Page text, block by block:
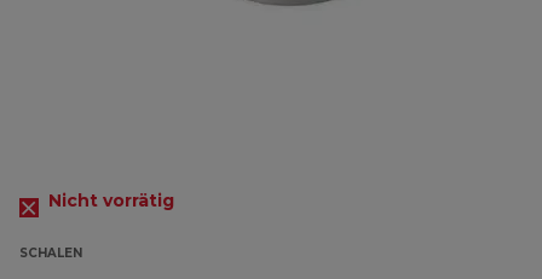
Nicht vorrätig
SCHALEN